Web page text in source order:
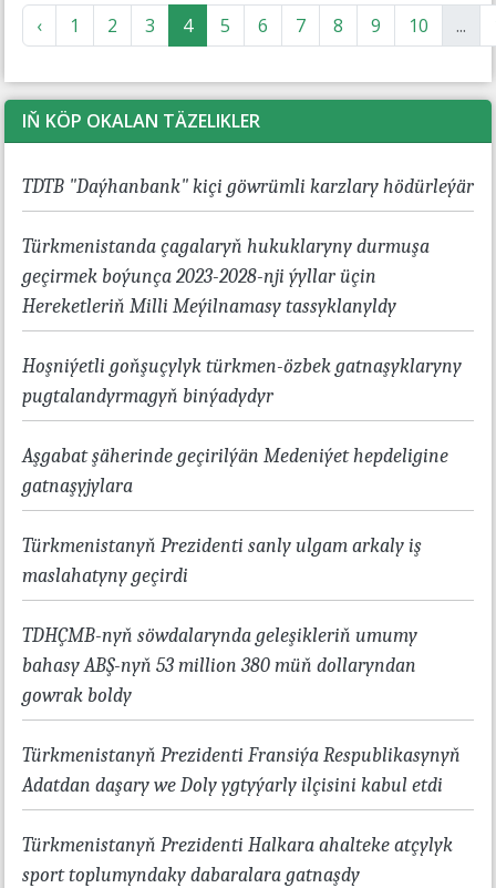
‹
1 2 3 4 5 6 7 8 9 10 ...
IŇ KÖP OKALAN TÄZELIKLER
TDTB "Daýhanbank" kiçi göwrümli karzlary hödürleýär
Türkmenistanda çagalaryň hukuklaryny durmuşa
geçirmek boýunça 2023-2028-nji ýyllar üçin
Hereketleriň Milli Meýilnamasy tassyklanyldy
Hoşniýetli goňşuçylyk türkmen-özbek gatnaşyklaryny
pugtalandyrmagyň binýadydyr
Aşgabat şäherinde geçirilýän Medeniýet hepdeligine
gatnaşyjylara
Türkmenistanyň Prezidenti sanly ulgam arkaly iş
maslahatyny geçirdi
TDHÇMB-nyň söwdalarynda geleşikleriň umumy
bahasy ABŞ-nyň 53 million 380 müň dollaryndan
gowrak boldy
Türkmenistanyň Prezidenti Fransiýa Respublikasynyň
Adatdan daşary we Doly ygtyýarly ilçisini kabul etdi
Türkmenistanyň Prezidenti Halkara ahalteke atçylyk
sport toplumyndaky dabaralara gatnaşdy